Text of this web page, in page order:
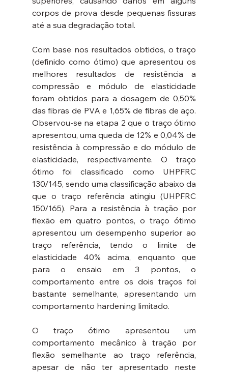
corpos de prova desde pequenas fissuras
até a sua degradação total.
Com base nos resultados obtidos, o traço
(definido como ótimo) que apresentou os
melhores resultados de resistência a
compressão e módulo de elasticidade
foram obtidos para a dosagem de 0,50%
das fibras de PVA e 1,65% de fibras de aço.
Observou-se na etapa 2 que o traço ótimo
apresentou, uma queda de 12% e 0,04% de
resistência à compressão e do módulo de
elasticidade, respectivamente. O traço
ótimo foi classificado como UHPFRC
130/145, sendo uma classificação abaixo da
que o traço referência atingiu (UHPFRC
150/165). Para a resistência à tração por
flexão em quatro pontos, o traço ótimo
apresentou um desempenho superior ao
traço referência, tendo o limite de
elasticidade 40% acima, enquanto que
para o ensaio em 3 pontos, o
comportamento entre os dois traços foi
bastante semelhante, apresentando um
comportamento hardening limitado.
O traço ótimo apresentou um
comportamento mecânico à tração por
flexão semelhante ao traço referência,
apesar de não ter apresentado neste